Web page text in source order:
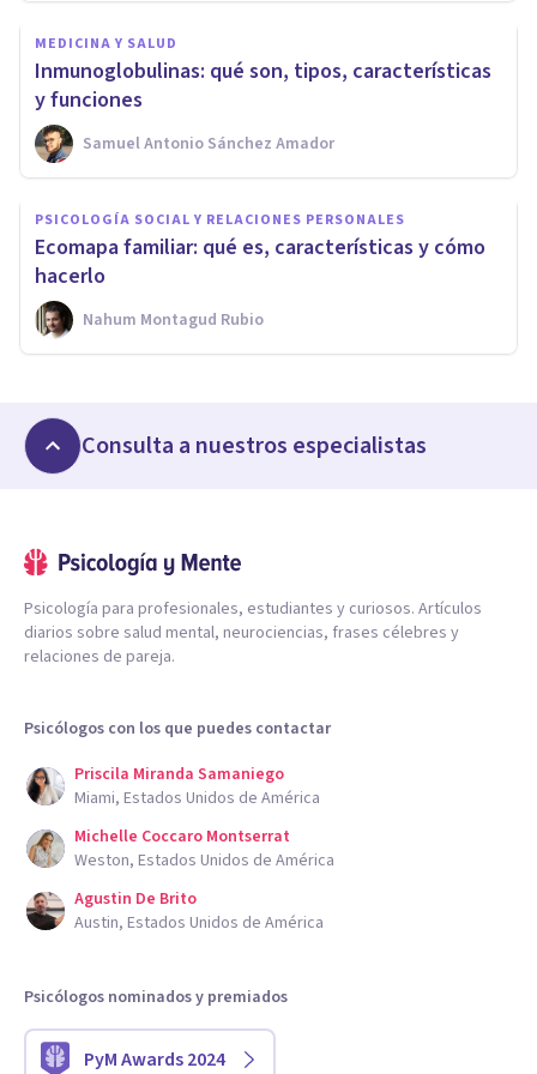
MEDICINA Y SALUD
Inmunoglobulinas: qué son, tipos, características
y funciones
Samuel Antonio Sánchez Amador
PSICOLOGÍA SOCIAL Y RELACIONES PERSONALES
Ecomapa familiar: qué es, características y cómo
hacerlo
Nahum Montagud Rubio
Consulta a nuestros especialistas
Psicología para profesionales, estudiantes y curiosos. Artículos
diarios sobre salud mental, neurociencias, frases célebres y
relaciones de pareja.
Psicólogos con los que puedes contactar
Priscila Miranda Samaniego
Miami, Estados Unidos de América
Michelle Coccaro Montserrat
Weston, Estados Unidos de América
Agustin De Brito
Austin, Estados Unidos de América
Psicólogos nominados y premiados
PyM Awards 2024